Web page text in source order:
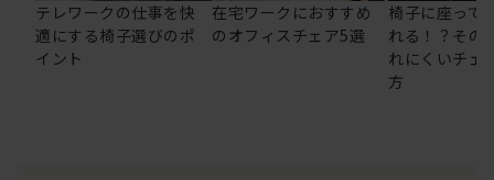
テレワークの仕事を快
適にする椅子選びのポ
イント
在宅ワークにおすすめ
のオフィスチェア5選
椅子に座って
れる！？その
れにくいチェ
方